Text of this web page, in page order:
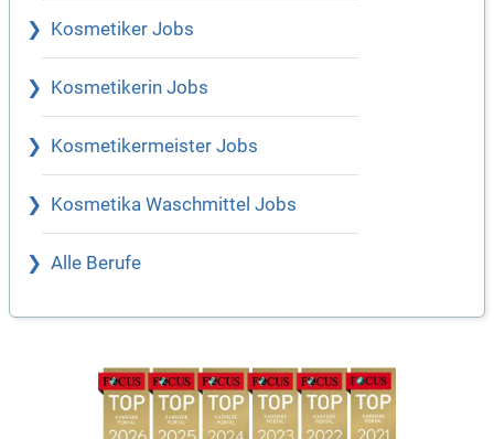
Kosmetiker Jobs
Kosmetikerin Jobs
Kosmetikermeister Jobs
Kosmetika Waschmittel Jobs
Alle Berufe